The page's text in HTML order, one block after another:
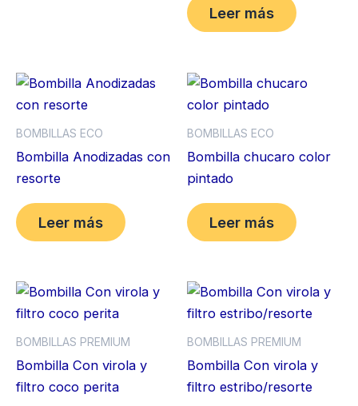
Leer más
BOMBILLAS ECO
Bombilla Anodizadas con
resorte
Leer más
BOMBILLAS ECO
Bombilla chucaro color
pintado
Leer más
BOMBILLAS PREMIUM
Bombilla Con virola y
filtro coco perita
BOMBILLAS PREMIUM
Bombilla Con virola y
filtro estribo/resorte